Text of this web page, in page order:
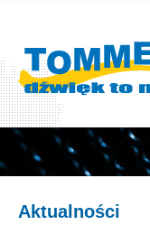
Aktualności